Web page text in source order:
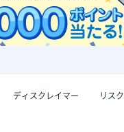
ディスクレイマー リス